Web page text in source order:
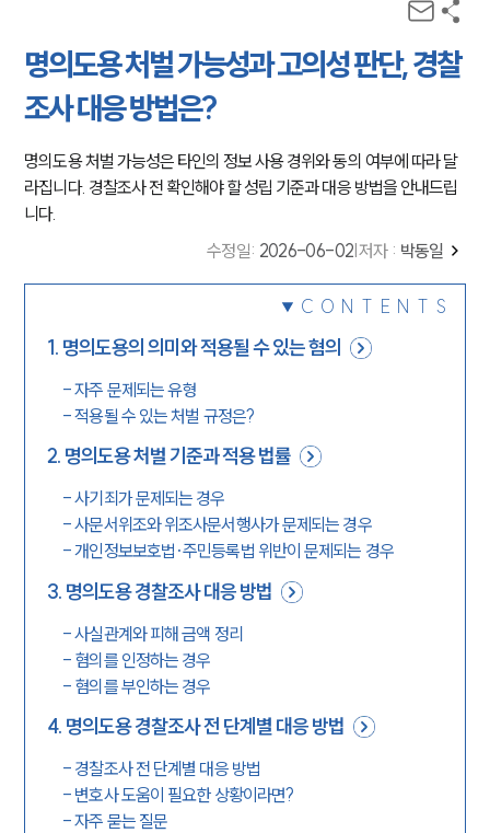
명의도용 처벌 가능성과 고의성 판단, 경찰
조사 대응 방법은?
명의도용 처벌 가능성은 타인의 정보 사용 경위와 동의 여부에 따라 달
라집니다. 경찰조사 전 확인해야 할 성립 기준과 대응 방법을 안내드립
니다.
수정일: 2026-06-02 저자 : 박동일
CONTENTS
1. 명의도용의 의미와 적용될 수 있는 혐의
-자주 문제되는 유형
-적용될 수 있는 처벌 규정은?
2. 명의도용 처벌 기준과 적용 법률
-사기죄가 문제되는 경우
-사문서위조와 위조사문서행사가 문제되는 경우
-개인정보보호법·주민등록법 위반이 문제되는 경우
3. 명의도용 경찰조사 대응 방법
-사실관계와 피해 금액 정리
- 혐의를 인정하는 경우
- 혐의를 부인하는 경우
4. 명의도용 경찰조사 전 단계별 대응 방법
- 경찰조사 전 단계별 대응 방법
- 변호사 도움이 필요한 상황이라면?
-자주 묻는 질문